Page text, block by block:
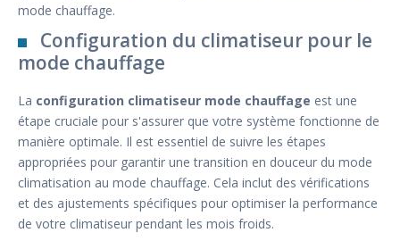
mode chauffage.
Configuration du climatiseur pour le
mode chauffage
La configuration climatiseur mode chauffage est une
étape cruciale pour s'assurer que votre système fonctionne de
manière optimale. Il est essentiel de suivre les étapes
appropriées pour garantir une transition en douceur du mode
climatisation au mode chauffage. Cela inclut des vérifications
et des ajustements spécifiques pour optimiser la performance
de votre climatiseur pendant les mois froids.